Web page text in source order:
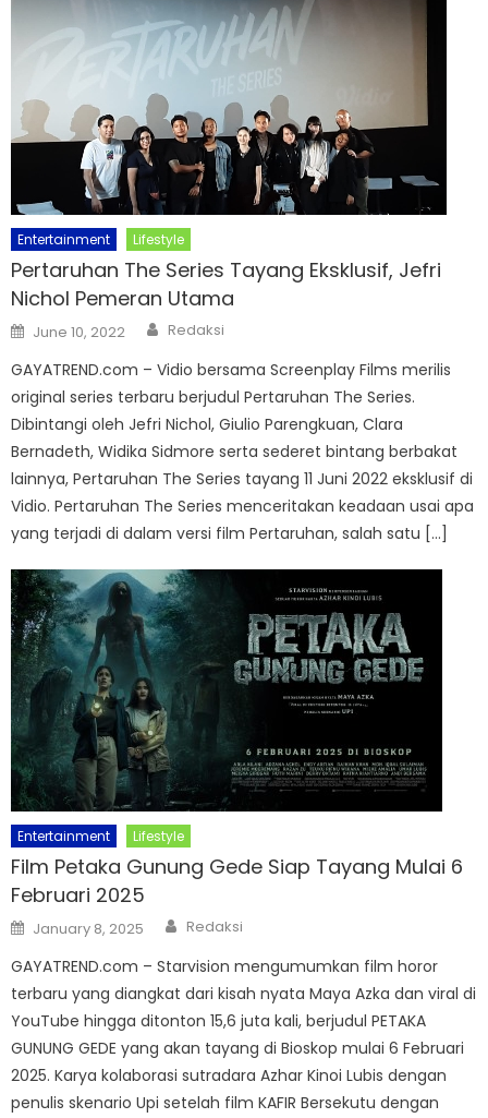
Entertainment Lifestyle
Pertaruhan The Series Tayang Eksklusif, Jefri
Nichol Pemeran Utama
Posted
on
June 10, 2022 Author
Redaksi
GAYATREND.com – Vidio bersama Screenplay Films merilis
original series terbaru berjudul Pertaruhan The Series.
Dibintangi oleh Jefri Nichol, Giulio Parengkuan, Clara
Bernadeth, Widika Sidmore serta sederet bintang berbakat
lainnya, Pertaruhan The Series tayang 11 Juni 2022 eksklusif di
Vidio. Pertaruhan The Series menceritakan keadaan usai apa
yang terjadi di dalam versi film Pertaruhan, salah satu […]
Entertainment Lifestyle
Film Petaka Gunung Gede Siap Tayang Mulai 6
Februari 2025
Posted
on
January 8, 2025 Author
Redaksi
GAYATREND.com – Starvision mengumumkan film horor
terbaru yang diangkat dari kisah nyata Maya Azka dan viral di
YouTube hingga ditonton 15,6 juta kali, berjudul PETAKA
GUNUNG GEDE yang akan tayang di Bioskop mulai 6 Februari
2025. Karya kolaborasi sutradara Azhar Kinoi Lubis dengan
penulis skenario Upi setelah film KAFIR Bersekutu dengan